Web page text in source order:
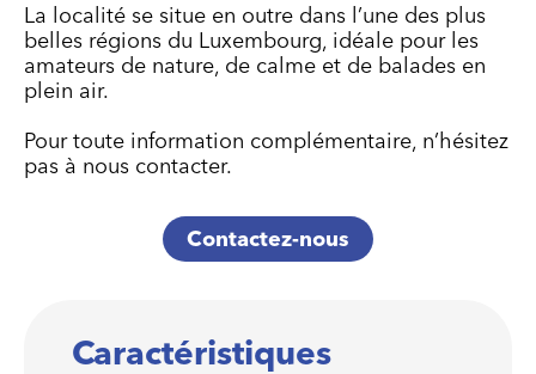
La localité se situe en outre dans l’une des plus
belles régions du Luxembourg, idéale pour les
amateurs de nature, de calme et de balades en
plein air.
Pour toute information complémentaire, n’hésitez
pas à nous contacter.
Contactez-nous
Caractéristiques